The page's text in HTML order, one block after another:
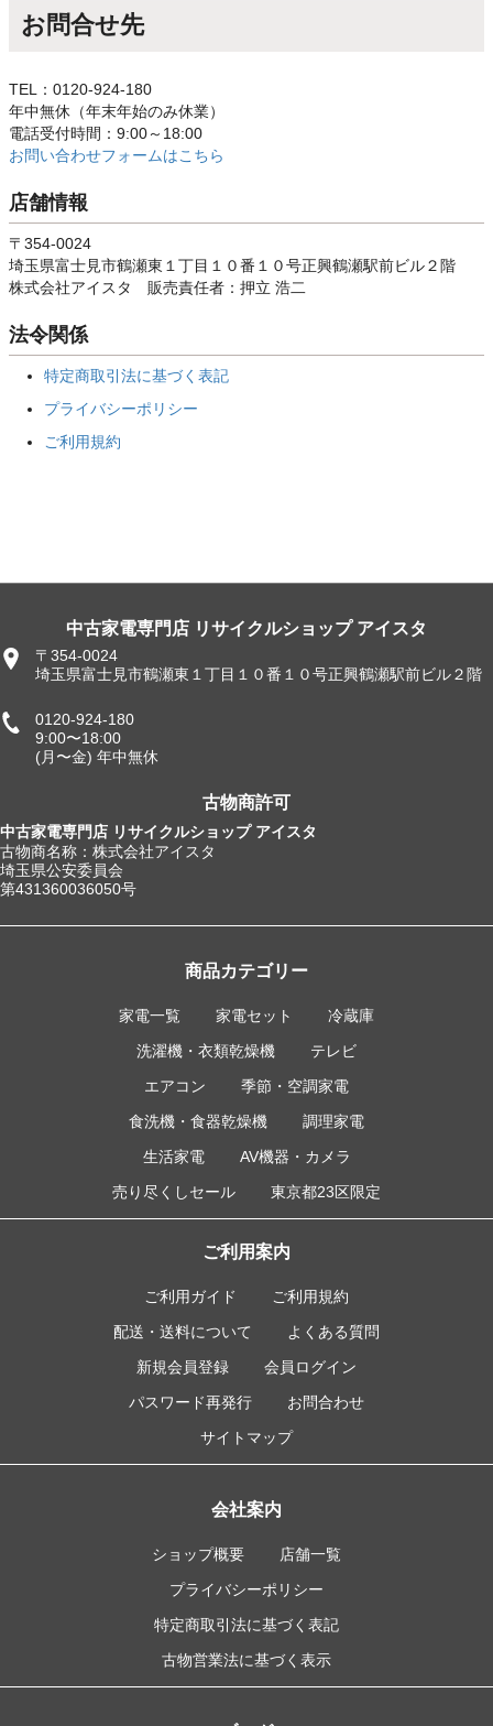
お問合せ先
TEL：0120-924-180
年中無休（年末年始のみ休業）
電話受付時間：9:00～18:00
お問い合わせフォームはこちら
店舗情報
〒354-0024
埼玉県富士見市鶴瀬東１丁目１０番１０号正興鶴瀬駅前ビル２階
株式会社アイスタ 販売責任者：押立 浩二
法令関係
特定商取引法に基づく表記
プライバシーポリシー
ご利用規約
中古家電専門店 リサイクルショップ アイスタ
〒354-0024
埼玉県富士見市鶴瀬東１丁目１０番１０号正興鶴瀬駅前ビル２階
0120-924-180
9:00〜18:00
(月〜金) 年中無休
古物商許可
中古家電専門店 リサイクルショップ アイスタ
古物商名称：株式会社アイスタ
埼玉県公安委員会
第431360036050号
商品カテゴリー
家電一覧 家電セット
冷蔵庫
洗濯機・衣類乾燥機
テレビ
エアコン
季節・空調家電
食洗機・食器乾燥機
調理家電
生活家電
AV機器・カメラ
売り尽くしセール
東京都23区限定
ご利用案内
ご利用ガイド
ご利用規約
配送・送料について
よくある質問
新規会員登録
会員ログイン
パスワード再発行
お問合わせ
サイトマップ
会社案内
ショップ概要
店舗一覧
プライバシーポリシー
特定商取引法に基づく表記
古物営業法に基づく表示